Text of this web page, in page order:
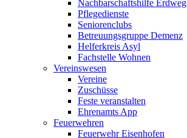
Nachbarschaftshilfe Erdweg
Pflegedienste
Seniorenclubs
Betreuungsgruppe Demenz
Helferkreis Asyl
Fachstelle Wohnen
Vereinswesen
Vereine
Zuschüsse
Feste veranstalten
Ehrenamts App
Feuerwehren
Feuerwehr Eisenhofen